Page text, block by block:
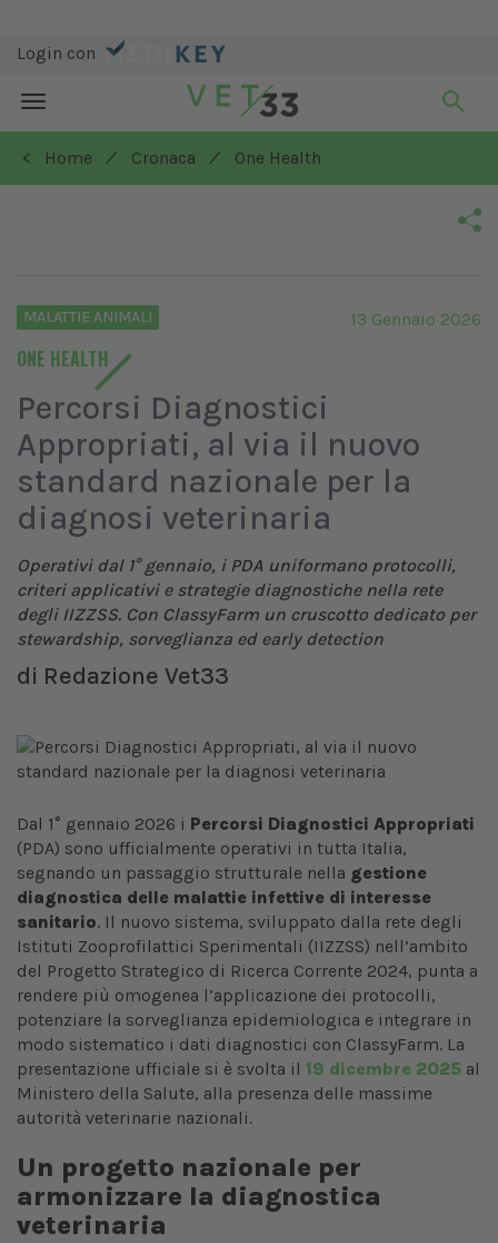
Login con
Toggle
navigation
< Home
/ Cronaca / One Health
MALATTIE ANIMALI
ONE HEALTH
13 Gennaio 2026
Percorsi Diagnostici
Appropriati, al via il nuovo
standard nazionale per la
diagnosi veterinaria
Operativi dal 1° gennaio, i PDA uniformano protocolli,
criteri applicativi e strategie diagnostiche nella rete
degli IIZZSS. Con ClassyFarm un cruscotto dedicato per
stewardship, sorveglianza ed early detection
di Redazione Vet33
Dal 1° gennaio 2026 i Percorsi Diagnostici Appropriati
(PDA) sono ufficialmente operativi in tutta Italia,
segnando un passaggio strutturale nella gestione
diagnostica delle malattie infettive di interesse
sanitario. Il nuovo sistema, sviluppato dalla rete degli
Istituti Zooprofilattici Sperimentali (IIZZSS) nell’ambito
del Progetto Strategico di Ricerca Corrente 2024, punta a
rendere più omogenea l’applicazione dei protocolli,
potenziare la sorveglianza epidemiologica e integrare in
modo sistematico i dati diagnostici con ClassyFarm. La
presentazione ufficiale si è svolta il 19 dicembre 2025 al
Ministero della Salute, alla presenza delle massime
autorità veterinarie nazionali.
Un progetto nazionale per
armonizzare la diagnostica
veterinaria